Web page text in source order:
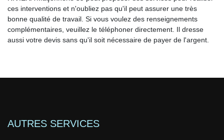
ces interventions et n'oubliez pas qu'il peut assurer une très
bonne qualité de travail. Si vous voulez des renseignements
complémentaires, veuillez le téléphoner directement. Il dresse
aussi votre devis sans qu'il soit nécessaire de payer de l'argent.
AUTRES SERVICES